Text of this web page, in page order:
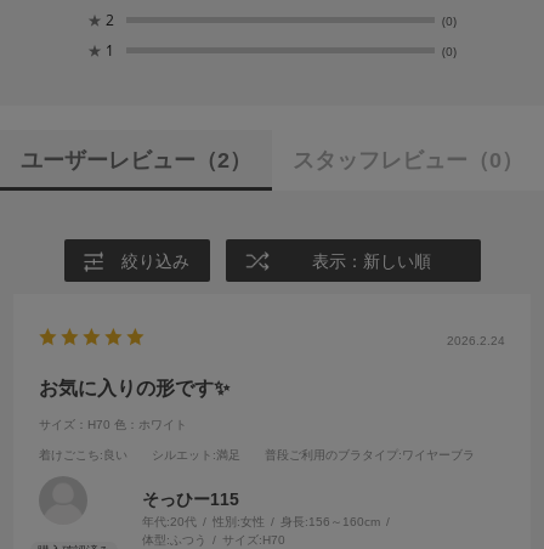
★ 2 (0)
★ 1 (0)
ユーザーレビュー （2） スタッフレビュー （0）
絞り込み 表示：新しい順
2026.2.24
お気に入りの形です✨
サイズ：H70 色：ホワイト
着けごこち:良い シルエット :満足 普段ご利用のブラタイプ :ワイヤーブラ
そっひー115
年代:20代 性別:女性 身長:156～160cm
体型:ふつう サイズ:H70